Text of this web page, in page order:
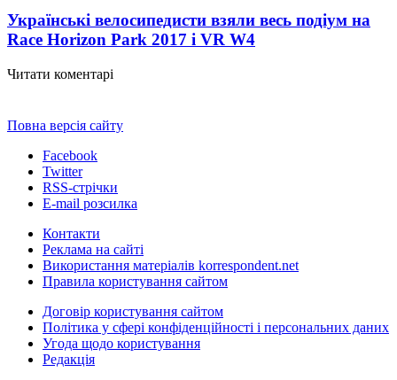
Українські велосипедисти взяли весь подіум на
Race Horizon Park 2017 і VR W4
Читати коментарі
Повна версія сайту
Facebook
Twitter
RSS-стрічки
E-mail розсилка
Контакти
Реклама на сайті
Використання матеріалів korrespondent.net
Правила користування сайтом
Договір користування сайтом
Політика у сфері конфіденційності і персональних даних
Угода щодо користування
Редакція